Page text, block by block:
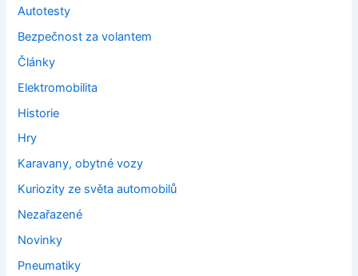
Autotesty
Bezpečnost za volantem
Články
Elektromobilita
Historie
Hry
Karavany, obytné vozy
Kuriozity ze světa automobilů
Nezařazené
Novinky
Pneumatiky